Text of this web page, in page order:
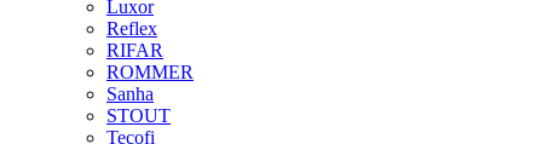
Luxor
Reflex
RIFAR
ROMMER
Sanha
STOUT
Tecofi